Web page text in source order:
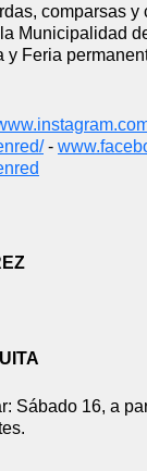
comparsas y
Municipalidad
y Feria
-
Sábado 16, a